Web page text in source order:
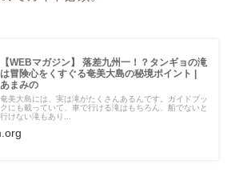
【WEBマガジン】 落差九州一！？タンギョの滝
は冒険心をくすぐる奄美大島の秘境ポイント |
あまみの
奄美大島には、実は滝がたくさんあるんです。ガイドブッ
クにも載っていて、車で行ける滝はもちろん、船でないと
行けない滝もあり...